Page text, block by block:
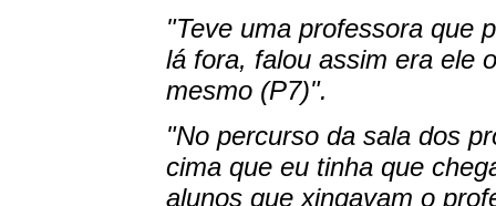
"Teve uma professora que
lá fora, falou assim era ele
mesmo (P7)".
"No percurso da sala dos
cima que eu tinha que
alunos que xingavam o